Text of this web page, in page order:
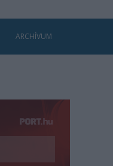
ARCHÍVUM